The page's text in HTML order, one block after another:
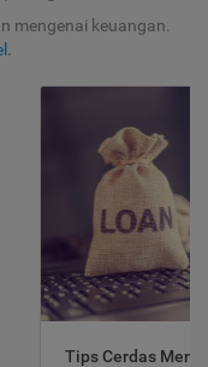
mengenai keuangan.
.
Tips Cerdas